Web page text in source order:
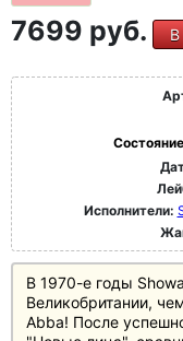
7699 руб. В
Исполнители:
В 1970-е годы
Великобритании,
Abba! После